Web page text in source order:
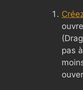
pas